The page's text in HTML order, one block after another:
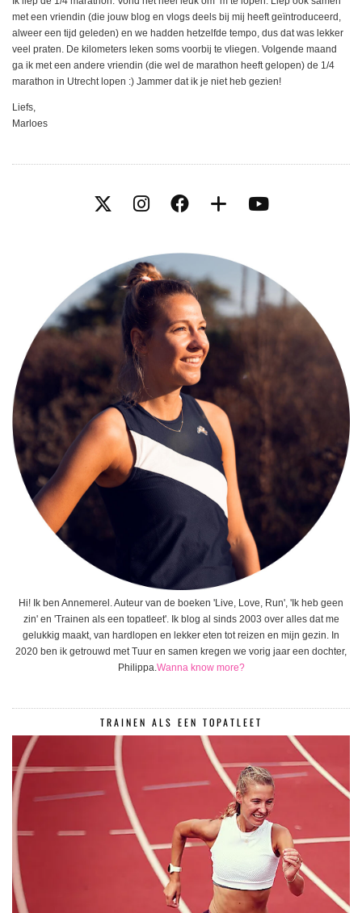
met een vriendin (die jouw blog en vlogs deels bij mij heeft geïntroduceerd,
alweer een tijd geleden) en we hadden hetzelfde tempo, dus dat was lekker
veel praten. De kilometers leken soms voorbij te vliegen. Volgende maand
ga ik met een andere vriendin (die wel de marathon heeft gelopen) de 1/4
marathon in Utrecht lopen :) Jammer dat ik je niet heb gezien!
Liefs,
Marloes
Hi! Ik ben Annemerel. Auteur van de boeken 'Live, Love, Run', 'Ik heb geen
zin' en 'Trainen als een topatleet'. Ik blog al sinds 2003 over alles dat me
gelukkig maakt, van hardlopen en lekker eten tot reizen en mijn gezin. In
2020 ben ik getrouwd met Tuur en samen kregen we vorig jaar een dochter,
Philippa.Wanna know more?
TRAINEN ALS EEN TOPATLEET